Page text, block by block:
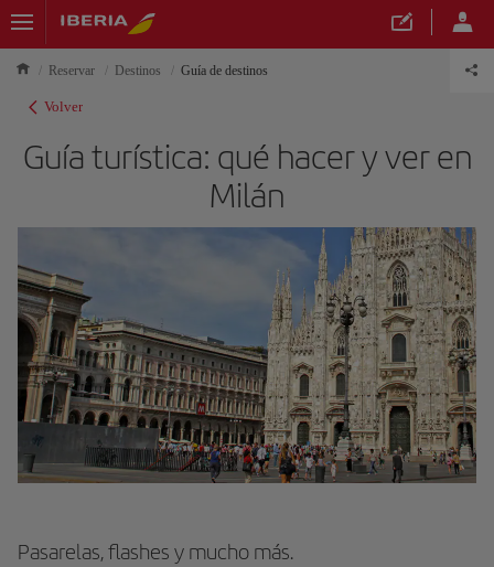
Reservar Destinos Guía de destinos
Volver
Guía turística: qué hacer y ver en
Milán
Pasarelas, flashes y mucho más.